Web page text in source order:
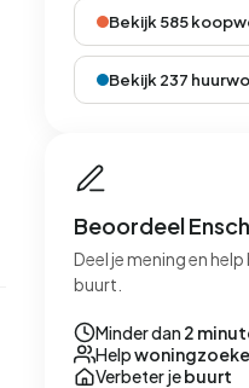
Bekijk 585
Bekijk 237
Beoordeel
Deel je mening en
buurt.
Minder dan 2
Help
Verbeter jebuurt